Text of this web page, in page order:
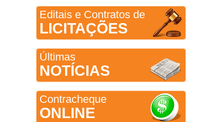
Editais e Contratos de
LICITAÇÕES
Últimas
NOTÍCIAS
Contracheque
ONLINE